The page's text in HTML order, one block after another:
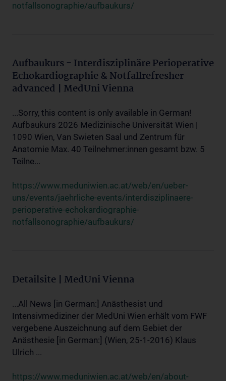
notfallsonographie/aufbaukurs/
Aufbaukurs - Interdisziplinäre Perioperative
Echokardiographie & Notfallrefresher
advanced | MedUni Vienna
...Sorry, this content is only available in German!
Aufbaukurs 2026 Medizinische Universität Wien |
1090 Wien, Van Swieten Saal und Zentrum für
Anatomie Max. 40 Teilnehmer:innen gesamt bzw. 5
Teilne...
https://www.meduniwien.ac.at/web/en/ueber-
uns/events/jaehrliche-events/interdisziplinaere-
perioperative-echokardiographie-
notfallsonographie/aufbaukurs/
Detailsite | MedUni Vienna
...All News [in German:] Anästhesist und
Intensivmediziner der MedUni Wien erhält vom FWF
vergebene Auszeichnung auf dem Gebiet der
Anästhesie [in German:] (Wien, 25-1-2016) Klaus
Ulrich ...
https://www.meduniwien.ac.at/web/en/about-